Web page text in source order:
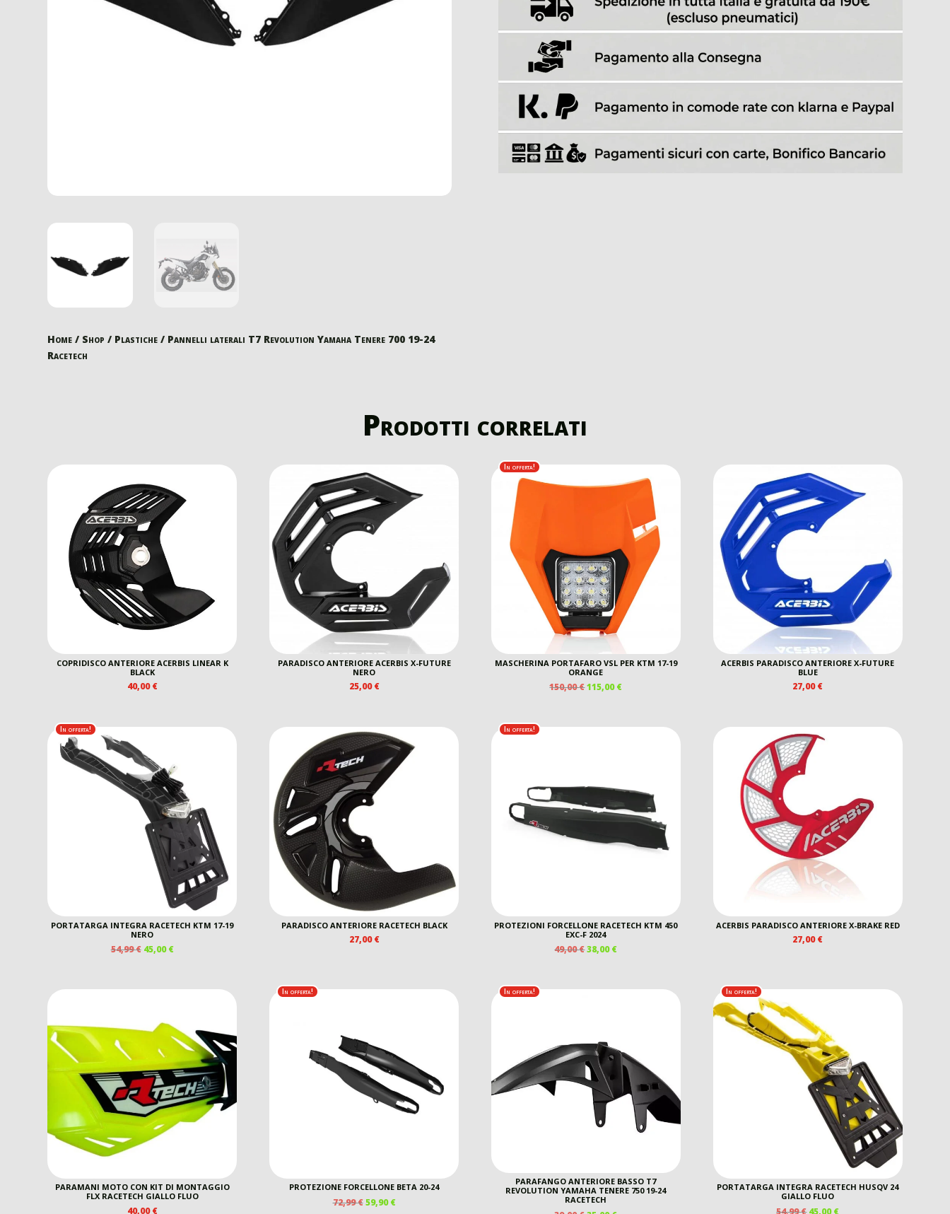
Home / Shop / Plastiche / Pannelli laterali T7 Revolution Yamaha Tenere 700 19-24
Racetech
Prodotti correlati
COPRIDISCO ANTERIORE ACERBIS LINEAR K
BLACK
40,00€
PARADISCO ANTERIORE ACERBIS X-FUTURE
NERO
25,00€
In offerta!
MASCHERINA PORTAFARO VSL PER KTM 17-19
ORANGE
150,00€IL
115,00€IL
ACERBIS PARADISCO ANTERIORE X-FUTURE
BLUE
27,00€
In offerta!
PORTATARGA INTEGRA RACETECH KTM 17-19
NERO
54,99€ IL
45,00€IL
PARADISCO ANTERIORE RACETECH BLACK
27,00€
In offerta!
PROTEZIONI FORCELLONE RACETECH KTM 450
EXC-F 2024
49,00€IL
38,00€IL
ACERBIS PARADISCO ANTERIORE X-BRAKE RED
27,00€
PARAMANI MOTO CON KIT DI MONTAGGIO
FLX RACETECH GIALLO FLUO
40,00€
In offerta!
PROTEZIONE FORCELLONE BETA 20-24
72,99€ IL
59,90€IL
In offerta!
PARAFANGO ANTERIORE BASSO T7
REVOLUTION YAMAHA TENERE 750 19-24
RACETECH
In offerta!
PORTATARGA INTEGRA RACETECH HUSQV 24
GIALLO FLUO
54,99€ IL
45,00€IL